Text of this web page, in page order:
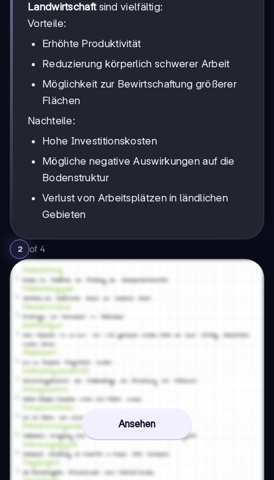
Landwirtschaftsind vielfältig:
Vorteile:
Erhöhte Produktivität
Reduzierung körperlich schwerer Arbeit
Möglichkeit zur Bewirtschaftung größerer
Flächen
Nachteile:
Hohe Investitionskosten
Mögliche negative Auswirkungen auf die
Bodenstruktur
Verlust von Arbeitsplätzen in ländlichen
Gebieten
2 of 4
Ansehen